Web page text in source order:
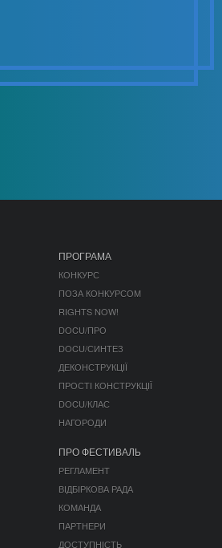
ПРОГРАМА
КОНКУРС
ПОЗА КОНКУРСОМ
RIGHTS NOW!
DOCU/ПРО
DOCU/СИНТЕЗ
ДЕКОНСТРУКЦІЇ
ПРОСТІ КОНСТРУКЦІЇ
DOCU/КЛАС
НАГОРОДИ
ПРО ФЕСТИВАЛЬ
РЕГЛАМЕНТ
ВІДБІРКОВА РАДА
КОМАНДА
ПАРТНЕРИ
ДОСТУПНІСТЬ